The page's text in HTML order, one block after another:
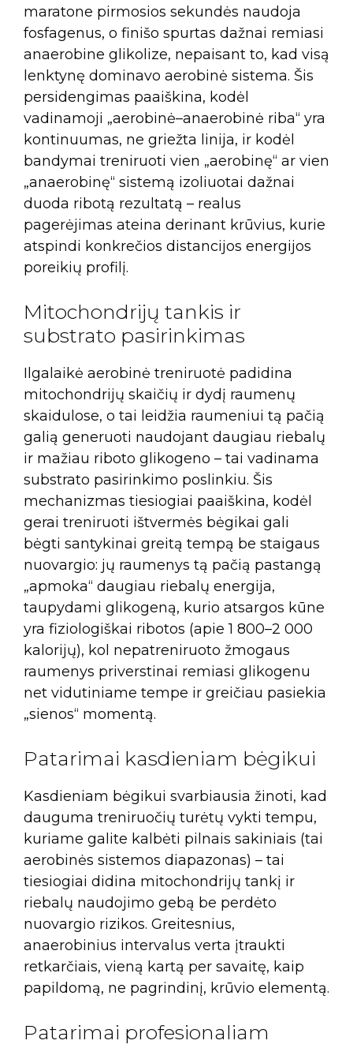
maratone pirmosios sekundės naudoja
fosfagenus, o finišo spurtas dažnai remiasi
anaerobine glikolize, nepaisant to, kad visą
lenktynę dominavo aerobinė sistema. Šis
persidengimas paaiškina, kodėl
vadinamoji „aerobinė–anaerobinė riba“ yra
kontinuumas, ne griežta linija, ir kodėl
bandymai treniruoti vien „aerobinę“ ar vien
„anaerobinę“ sistemą izoliuotai dažnai
duoda ribotą rezultatą – realus
pagerėjimas ateina derinant krūvius, kurie
atspindi konkrečios distancijos energijos
poreikių profilį.
Mitochondrijų tankis ir
substrato pasirinkimas
Ilgalaikė aerobinė treniruotė padidina
mitochondrijų skaičių ir dydį raumenų
skaidulose, o tai leidžia raumeniui tą pačią
galią generuoti naudojant daugiau riebalų
ir mažiau riboto glikogeno – tai vadinama
substrato pasirinkimo poslinkiu. Šis
mechanizmas tiesiogiai paaiškina, kodėl
gerai treniruoti ištvermės bėgikai gali
bėgti santykinai greitą tempą be staigaus
nuovargio: jų raumenys tą pačią pastangą
„apmoka“ daugiau riebalų energija,
taupydami glikogeną, kurio atsargos kūne
yra fiziologiškai ribotos (apie 1 800–2 000
kalorijų), kol nepatreniruoto žmogaus
raumenys priverstinai remiasi glikogenu
net vidutiniame tempe ir greičiau pasiekia
„sienos“ momentą.
Patarimai kasdieniam bėgikui
Kasdieniam bėgikui svarbiausia žinoti, kad
dauguma treniruočių turėtų vykti tempu,
kuriame galite kalbėti pilnais sakiniais (tai
aerobinės sistemos diapazonas) – tai
tiesiogiai didina mitochondrijų tankį ir
riebalų naudojimo gebą be perdėto
nuovargio rizikos. Greitesnius,
anaerobinius intervalus verta įtraukti
retkarčiais, vieną kartą per savaitę, kaip
papildomą, ne pagrindinį, krūvio elementą.
Patarimai profesionaliam